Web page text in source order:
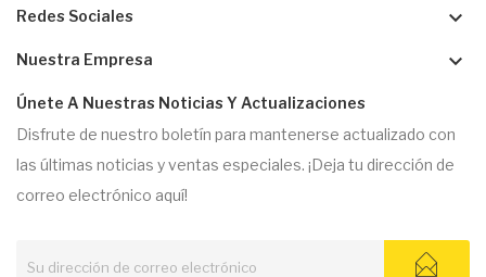
Redes Sociales keyboard_arrow_down
Nuestra Empresa keyboard_arrow_down
Únete A Nuestras Noticias Y Actualizaciones
Disfrute de nuestro boletín para mantenerse actualizado con
las últimas noticias y ventas especiales. ¡Deja tu dirección de
correo electrónico aquí!